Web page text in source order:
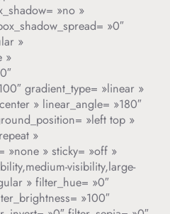
»no »
»0″
»
»
gradient_type= »linear »
» linear_angle= »180″
»left top »
»
»none » sticky= »off »
visibility,large-
» filter_hue= »0″
»100″